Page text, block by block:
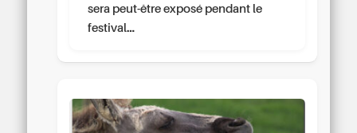
sera peut-être exposé pendant le
festival…